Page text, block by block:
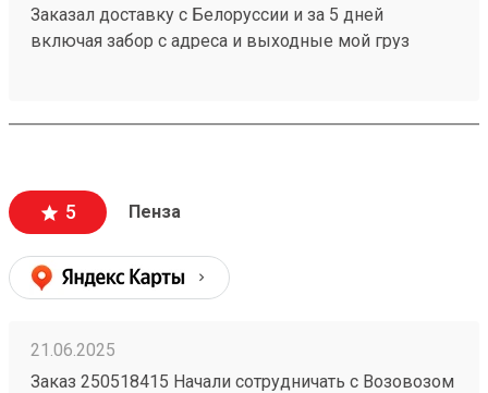
Заказал доставку с Белоруссии и за 5 дней
включая забор с адреса и выходные мой груз
5 Пенза
21.06.2025
Заказ 250518415 Начали сотрудничать с Возовозом